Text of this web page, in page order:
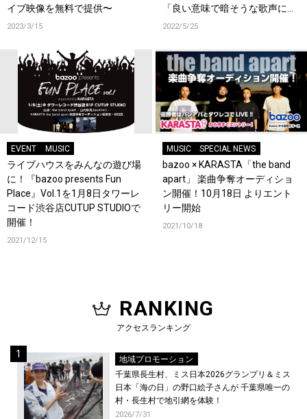
イブ映像を無料で提供〜
2023/3/15
「良い意味で暗そうな歌声に惹
かれた」
2022/5/25
EVENT MUSIC
ライブハウスをみんなの遊び場
に！『bazoo presents Fun
Place』Vol.1を1月8日タワーレ
コード渋谷店CUTUP STUDIOで
開催！
2021/12/15
MUSIC SPECIAL NEWS
bazoo × KARASTA「the band
apart」 楽曲争奪オーディショ
ン開催！10月18日 よりエント
リー開始
2021/10/18
RANKING
アクセスランキング
地域プロモーション
千葉県長生村、ミス日本2026グランプリ＆ミス
日本「海の日」の野口絵子さんが 千葉県唯一の
村・長生村で地引網を体験！
2026/7/31